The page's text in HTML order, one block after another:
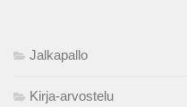
Jalkapallo
Kirja-arvostelu